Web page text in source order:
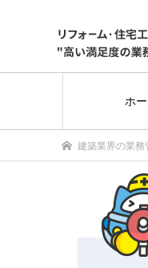
ホ
建築業界の業務